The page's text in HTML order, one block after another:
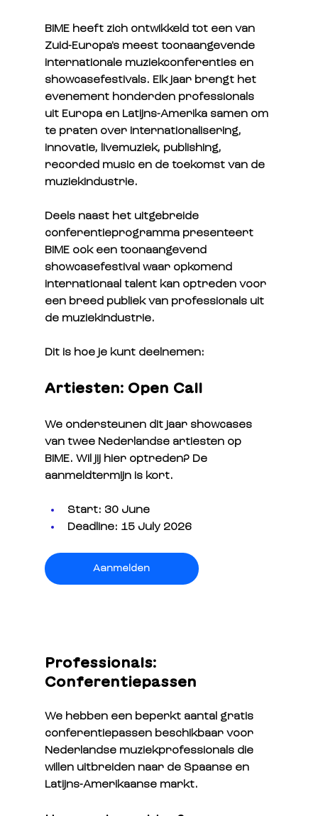
BIME heeft zich ontwikkeld tot een van
Zuid-Europa's meest toonaangevende
internationale muziekconferenties en
showcasefestivals. Elk jaar brengt het
evenement honderden professionals
uit Europa en Latijns-Amerika samen om
te praten over internationalisering,
innovatie, livemuziek, publishing,
recorded music en de toekomst van de
muziekindustrie.
Deels naast het uitgebreide
conferentieprogramma presenteert
BIME ook een toonaangevend
showcasefestival waar opkomend
internationaal talent kan optreden voor
een breed publiek van professionals uit
de muziekindustrie.
Dit is hoe je kunt deelnemen:
Artiesten: Open Call
We ondersteunen dit jaar showcases
van twee Nederlandse artiesten op
BIME. Wil jij hier optreden? De
aanmeldtermijn is kort.
Start: 30 June
Deadline: 15 July 2026
Aanmelden
Professionals:
Conferentiepassen
We hebben een beperkt aantal gratis
conferentiepassen beschikbaar voor
Nederlandse muziekprofessionals die
willen uitbreiden naar de Spaanse en
Latijns-Amerikaanse markt.